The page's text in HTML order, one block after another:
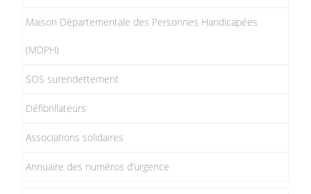
Maison Départementale des Personnes Handicapées
(MDPH)
SOS surendettement
Défibrillateurs
Associations solidaires
Annuaire des numéros d’urgence